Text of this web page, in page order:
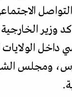
وزير
داخل
ومجلس